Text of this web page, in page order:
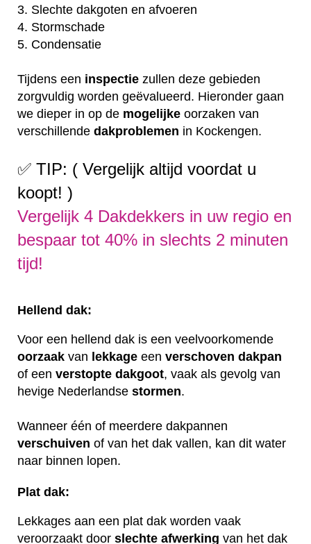
3. Slechte dakgoten en afvoeren
4. Stormschade
5. Condensatie
Tijdens een inspectie zullen deze gebieden
zorgvuldig worden geëvalueerd. Hieronder gaan
we dieper in op de mogelijke oorzaken van
verschillende dakproblemen in Kockengen.
✅ TIP: ( Vergelijk altijd voordat u
koopt! )
Vergelijk 4 Dakdekkers in uw regio en
bespaar tot 40% in slechts 2 minuten
tijd!
Hellend dak:
Voor een hellend dak is een veelvoorkomende
oorzaak van lekkage een verschoven dakpan
of een verstopte dakgoot, vaak als gevolg van
hevige Nederlandse stormen.
Wanneer één of meerdere dakpannen
verschuiven of van het dak vallen, kan dit water
naar binnen lopen.
Plat dak:
Lekkages aan een plat dak worden vaak
veroorzaakt door slechte afwerking van het dak